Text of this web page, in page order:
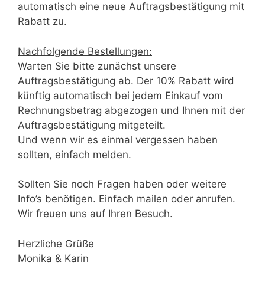
automatisch eine neue Auftragsbestätigung mit
Rabatt zu.
Nachfolgende Bestellungen:
Warten Sie bitte zunächst unsere
Auftragsbestätigung ab. Der 10% Rabatt wird
künftig automatisch bei jedem Einkauf vom
Rechnungsbetrag abgezogen und Ihnen mit der
Auftragsbestätigung mitgeteilt.
Und wenn wir es einmal vergessen haben
sollten, einfach melden.
Sollten Sie noch Fragen haben oder weitere
Info’s benötigen. Einfach mailen oder anrufen.
Wir freuen uns auf Ihren Besuch.
Herzliche Grüße
Monika & Karin